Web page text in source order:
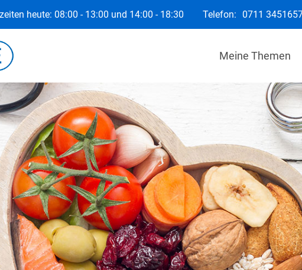
heute: 08:00 - 13:00 und 14:00 - 18:30 Telefon: 0711
Meine Themen